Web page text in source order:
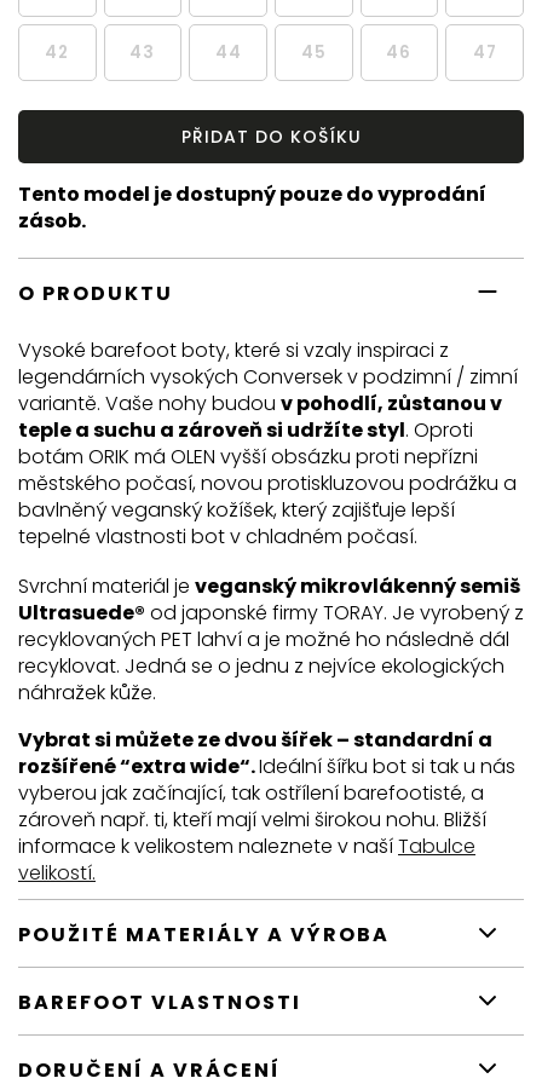
42 43 44 45 46 47
PŘIDAT DO KOŠÍKU
Tento model je dostupný pouze do vyprodání
zásob.
O PRODUKTU
Vysoké barefoot boty, které si vzaly inspiraci z
legendárních vysokých Conversek v podzimní / zimní
variantě. Vaše nohy budou v pohodlí, zůstanou v
teple a suchu a zároveň si udržíte styl. Oproti
botám ORIK má OLEN vyšší obsázku proti nepřízni
městského počasí, novou protiskluzovou podrážku a
bavlněný veganský kožíšek, který zajišťuje lepší
tepelné vlastnosti bot v chladném počasí.
Svrchní materiál je veganský mikrovlákenný semiš
Ultrasuede® od japonské firmy TORAY. Je vyrobený z
recyklovaných PET lahví a je možné ho následně dál
recyklovat. Jedná se o jednu z nejvíce ekologických
náhražek kůže.
Vybrat si můžete ze dvou šířek – standardní a
rozšířené “extra wide“.Ideální šířku bot si tak u nás
vyberou jak začínající, tak ostřílení barefootisté, a
zároveň např. ti, kteří mají velmi širokou nohu. Bližší
informace k velikostem naleznete v našíTabulce
velikostí.
POUŽITÉ MATERIÁLY A VÝROBA
BAREFOOT VLASTNOSTI
DORUČENÍ A VRÁCENÍ